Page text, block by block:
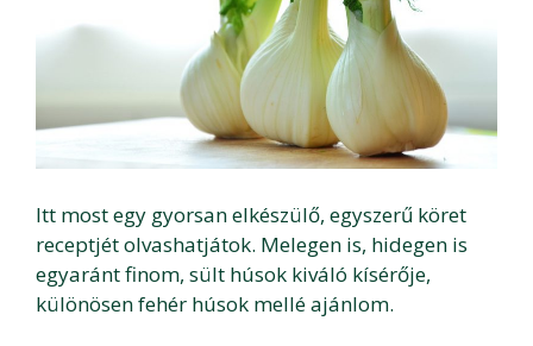
Itt most egy gyorsan elkészülő, egyszerű köret
receptjét olvashatjátok. Melegen is, hidegen is
egyaránt finom, sült húsok kiváló kísérője,
különösen fehér húsok mellé ajánlom.